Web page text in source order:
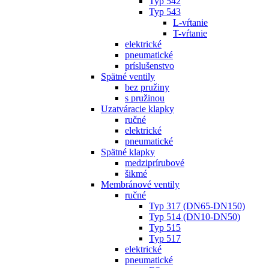
Typ 543
L-vŕtanie
T-vŕtanie
elektrické
pneumatické
príslušenstvo
Spätné ventily
bez pružiny
s pružinou
Uzatváracie klapky
ručné
elektrické
pneumatické
Spätné klapky
medziprírubové
šikmé
Membránové ventily
ručné
Typ 317 (DN65-DN150)
Typ 514 (DN10-DN50)
Typ 515
Typ 517
elektrické
pneumatické